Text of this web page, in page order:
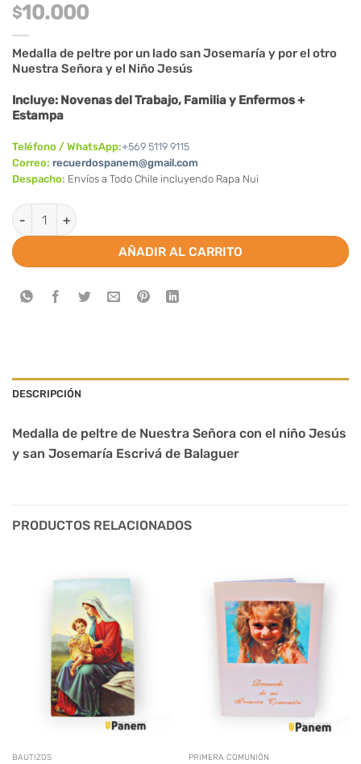
$10.000
Medalla de peltre por un lado san Josemaría y por el otro
Nuestra Señora y el Niño Jesús
Incluye: Novenas del Trabajo, Familia y Enfermos +
Estampa
Teléfono / WhatsApp:+569 5119 9115
Correo: recuerdospanem@gmail.com
Despacho: Envíos a Todo Chile incluyendo Rapa Nui
Medalla de San Josemaría – Jesús y Nuestra Señora (Peltre)
AÑADIR AL CARRITO
DESCRIPCIÓN
Medalla de peltre de Nuestra Señora con el niño Jesús
y san Josemaría Escrivá de Balaguer
PRODUCTOS RELACIONADOS
BAUTIZOS PRIMERA COMUNIÓN